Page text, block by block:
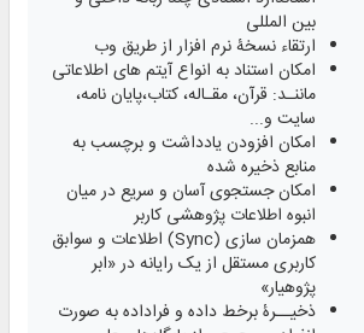
بین‌ المللی
ارتقاء نسخۀ نرم افزار از طریق وب
امکان استناد به انواع آیتم‌ های اطلاعاتی
ماننـد: قرآن، مقـاله، کتاب،پایان‌ نامه،
سایت و...
امکان افزودن یادداشت و برچسب به
منابع ذخیره شده
امکان جستجوی آسان و سریع در میان
انبوه اطلاعات پژوهشی کاربر
همزمان‌ سازی (Sync) اطلاعات و سوابق
کاربری مستقل از یک رایانه در «ابر
پژوهیار»
ذخیــرۀ برخط داده و فراداده به صورت